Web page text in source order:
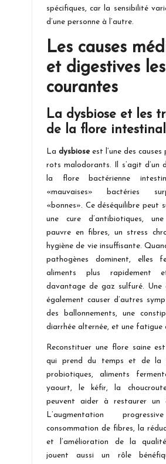
spécifiques, car la sensibilité
d’une personne à l’autre.
Les causes
et digestives
courantes
La dysbiose et les
de la flore
La dysbioseest l’une des causes
rots malodorants. Il s’agit d’un
la flore bactérienne
«mauvaises» bactéries
«bonnes». Ce déséquilibre peut
une cure d’antibiotiques,
pauvre en fibres, un stress
hygiène de vie insuffisante.
pathogènes dominent, elles
aliments plus rapidement
davantage de gaz sulfuré. Une
également causer d’autres
des ballonnements, une
diarrhée alternée, et une fatigue
Reconstituer une flore saine
qui prend du temps et de la
probiotiques, aliments
yaourt, le kéfir, la
peuvent aider à restaurer un
L’augmentation
consommation de fibres, la
et l’amélioration de la
jouent aussi un rôle